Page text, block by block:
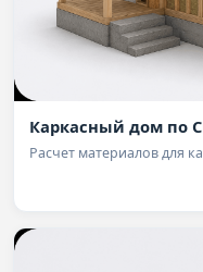
Каркасный дом по
Расчет материалов для